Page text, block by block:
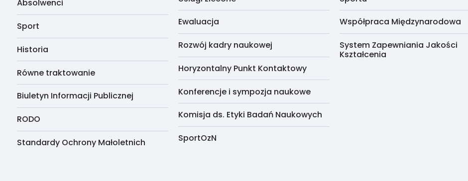
Absolwenci
Sport
Historia
Równe traktowanie
Biuletyn Informacji Publicznej
RODO
Standardy Ochrony Małoletnich
Ewaluacja
Rozwój kadry naukowej
Horyzontalny Punkt Kontaktowy
Konferencje i sympozja naukowe
Komisja ds. Etyki Badań Naukowych
SportOzN
Współpraca Międzynarodowa
System Zapewniania Jakości
Kształcenia